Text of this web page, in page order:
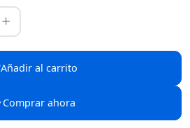
Añadir al carrito
Comprar ahora